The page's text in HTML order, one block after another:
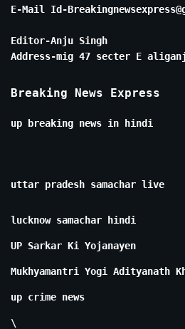
E-Mail Id-
Editor-Anju Singh
Address-mig 47 secter E
Breaking News Express
up breaking news in hindi
uttar pradesh samachar live
lucknow samachar hindi
UP Sarkar Ki Yojanayen
Mukhyamantri Yogi Adityanath
up crime news
\